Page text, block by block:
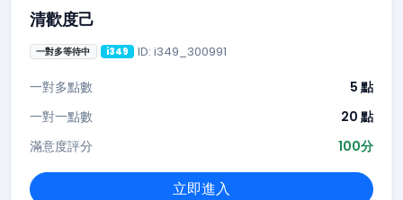
清歡度己
一對多等待中 i349 ID: i349_300991
一對多點數
5 點
一對一點數
20 點
滿意度評分
100分
立即進入